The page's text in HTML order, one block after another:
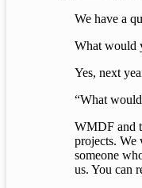
We have a
What would
Yes, next
“What
WMDF and
projects. We
someone
us. You can